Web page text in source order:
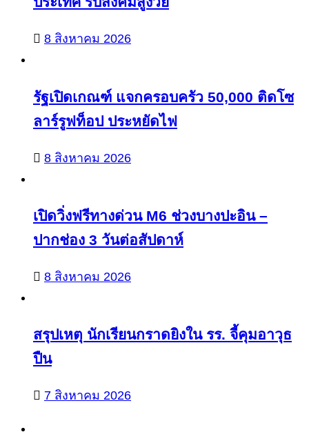
8 สิงหาคม 2026
รัฐเปิดเกณฑ์ แจกครอบครัว 50,000 ติดโซ
ลาร์รูฟท็อป ประหยัดไฟ
8 สิงหาคม 2026
เปิดวิ่งฟรีทางด่วน M6 ช่วงบางปะอิน –
ปากช่อง 3 วันต่อสัปดาห์
8 สิงหาคม 2026
สรุปเหตุ นักเรียนกราดยิงใน รร. จี้คุมอาวุธ
ปืน
7 สิงหาคม 2026